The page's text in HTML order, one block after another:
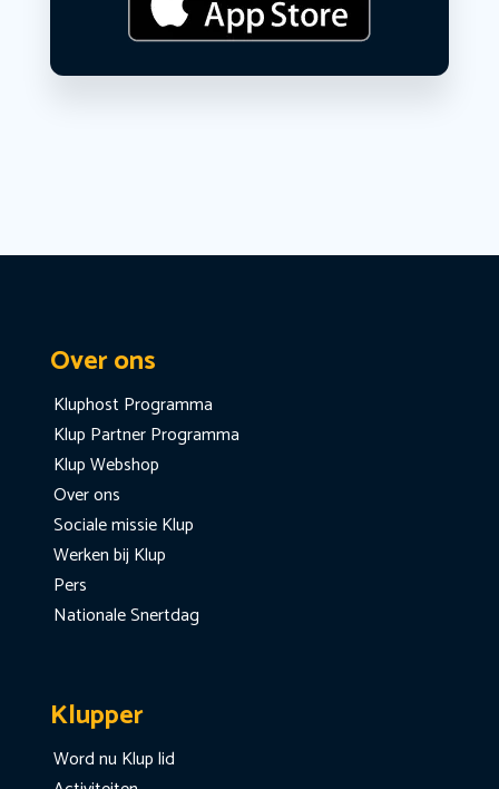
Over ons
Kluphost Programma
Klup Partner Programma
Klup Webshop
Over ons
Sociale missie Klup
Werken bij Klup
Pers
Nationale Snertdag
Klupper
Word nu Klup lid